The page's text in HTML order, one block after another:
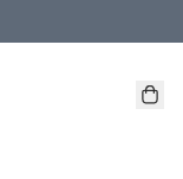
、本地取貨 )